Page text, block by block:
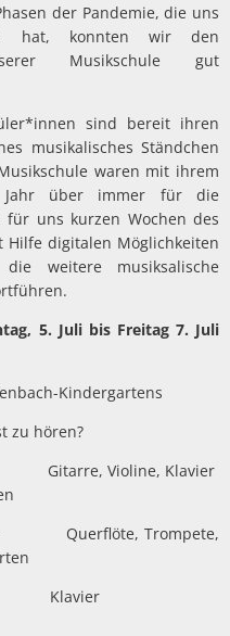
der Pandemie, die uns
hat, konnten wir den
Musikschule gut
sind bereit ihren
musikalisches Ständchen
waren mit ihrem
Jahr über immer für die
uns kurzen Wochen des
Hilfe digitalen Möglichkeiten
weitere musiksalische
5. Juli bis Freitag 7. Juli
Kindergartens
zu hören?
Violine, Klavier
Querflöte, Trompete,
Klavier